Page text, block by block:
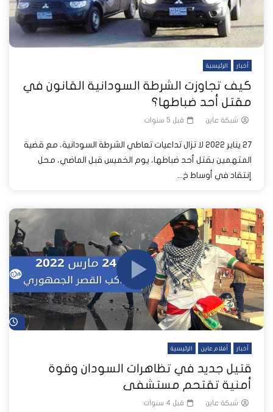
أخبار الرئيسية
كيف تجاوزت الشرطة السودانية القانون في
مقتل أحد ضباطها؟
شبكة عاين قبل 5 سنوات
27 يناير 2022 لا تزال تداعيات تعاطي الشرطة السودانية، مع قضية
المتهمين بقتل أحد ضباطها، يوم الخميس قبل الماضي، محل
إنتقاد في أوساط خ...
أخبار أفلام عاين الرئيسية
قتيل جديد في تظاهرات السودان وقوة
أمنية تقتحم مستشفى
شبكة عاين قبل 4 سنوات